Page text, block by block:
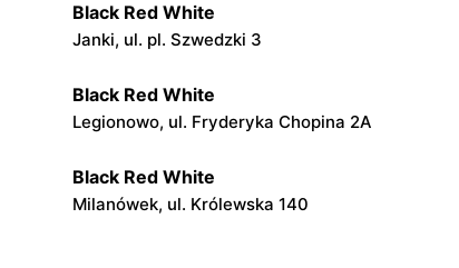
Black Red White
Janki, ul. pl. Szwedzki 3
Black Red White
Legionowo, ul. Fryderyka Chopina 2A
Black Red White
Milanówek, ul. Królewska 140